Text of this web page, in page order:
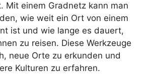
Mit einem Gradnetz kann man
wie weit ein Ort von einem
ist und wie lange es dauert,
zu reisen. Diese Werkzeuge
neue Orte zu erkunden und
Kulturen zu erfahren.